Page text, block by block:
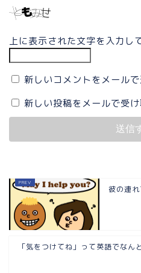
上に表示された文字を入力し
新しいコメントをメール
新しい投稿をメールで受
彼の連
「気をつけてね」って英語でなん